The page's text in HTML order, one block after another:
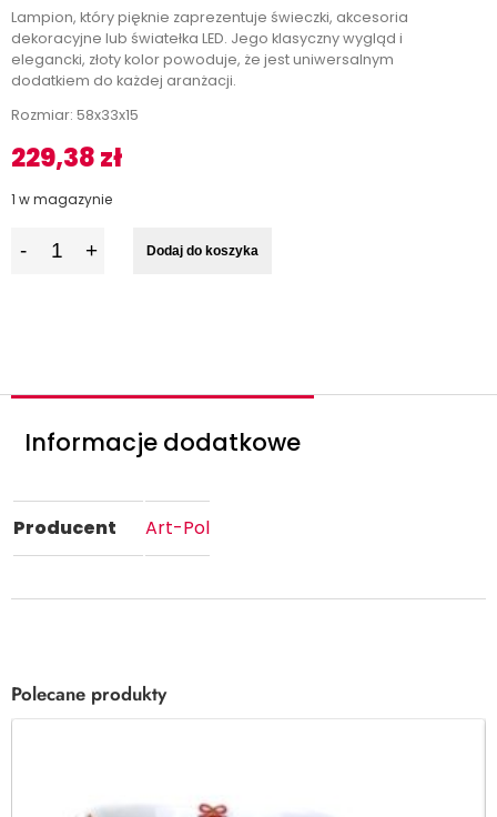
Lampion, który pięknie zaprezentuje świeczki, akcesoria
dekoracyjne lub światełka LED. Jego klasyczny wygląd i
elegancki, złoty kolor powoduje, że jest uniwersalnym
dodatkiem do każdej aranżacji.
Rozmiar: 58x33x15
229,38zł
1 w magazynie
Dodaj do koszyka
Informacje dodatkowe
Producent Art-Pol
Polecane produkty